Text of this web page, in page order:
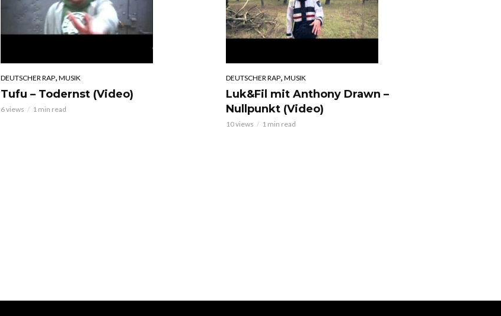
DEUTSCHER RAP, MUSIK
Tufu – Todernst (Video)
6 views 1 min read
DEUTSCHER RAP, MUSIK
Luk&Fil mit Anthony Drawn –
Nullpunkt (Video)
10 views 1 min read